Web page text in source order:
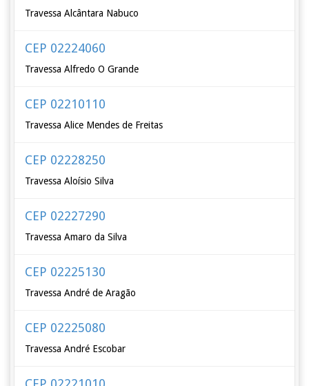
Travessa Alcântara Nabuco
CEP 02224060
Travessa Alfredo O Grande
CEP 02210110
Travessa Alice Mendes de Freitas
CEP 02228250
Travessa Aloísio Silva
CEP 02227290
Travessa Amaro da Silva
CEP 02225130
Travessa André de Aragão
CEP 02225080
Travessa André Escobar